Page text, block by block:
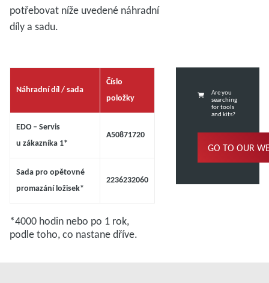
potřebovat níže uvedené náhradní
díly a sadu.
Náhradní díl / sada
Číslo
položky
EDO – Servis
u zákazníka 1*
A50871720
Sada pro opětovné
promazání ložisek*
2236232060
*4000 hodin nebo po 1 rok,
podle toho, co nastane dříve.
Are you
searching
for tools
and kits?
GO TO OUR